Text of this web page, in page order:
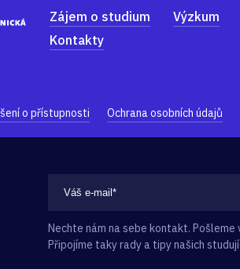
Zájem o studium Výzkum
Kontakty
o přístupnosti Ochrana osobních údajů
Nechte nám na sebe kontakt.
Připojíme taky rady a tipy našich